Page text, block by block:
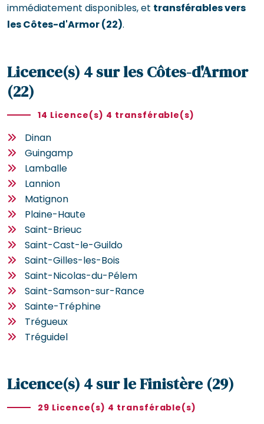
immédiatement disponibles, et transférables vers
les Côtes-d'Armor (22).
Licence(s) 4 sur les Côtes-d'Armor
(22)
14 Licence(s) 4 transférable(s)
Dinan
Guingamp
Lamballe
Lannion
Matignon
Plaine-Haute
Saint-Brieuc
Saint-Cast-le-Guildo
Saint-Gilles-les-Bois
Saint-Nicolas-du-Pélem
Saint-Samson-sur-Rance
Sainte-Tréphine
Trégueux
Tréguidel
Licence(s) 4 sur le Finistère (29)
29 Licence(s) 4 transférable(s)